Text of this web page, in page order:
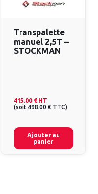
Transpalette
manuel 2,5T –
STOCKMAN
415.00 € HT
(soit 498.00 € TTC)
Ajouter au
panier